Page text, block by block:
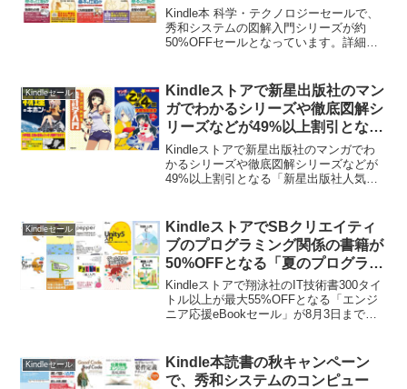
Kindle本 科学・テクノロジーセールで、
秀和システムの図解入門シリーズが約
50%OFFセールとなっています。詳細は
Kindleセール
Kindleストアで新星出版社のマン
ガでわかるシリーズや徹底図解シ
リーズなどが49%以上割引となる
「新星出版社人気作品キャンペー
ン」が11月15日まで開催中。
Kindleストアで新星出版社のマンガでわ
かるシリーズや徹底図解シリーズなどが
49%以上割引となる「新星出版社人気作
Kindleセール
KindleストアでSBクリエイティ
ブのプログラミング関係の書籍が
50%OFFとなる「夏のプログラミ
ング特集」が8月31日まで開催
中。
Kindleストアで翔泳社のIT技術書300タイ
トル以上が最大55%OFFとなる「エンジ
ニア応援eBookセール」が8月3日まで開
Kindleセール
Kindle本読書の秋キャンペーン
で、秀和システムのコンピュー